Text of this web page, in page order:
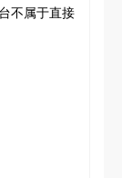
不属于直接